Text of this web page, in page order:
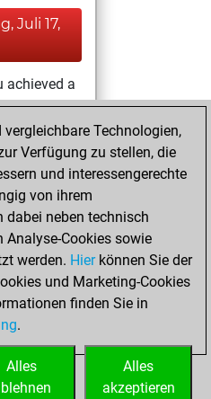
Juli 17,
achieved a
of 3
Fritz
a new Elo
created
account
15,
account
Studies
Technologien,
Verfügung zu stellen, die
und interessengerechte
von ihrem
dabei neben technisch
Analyse-Cookies sowie
werden. Hierkönnen Sie der
und Marketing-Cookies
finden Sie in
.
Alles
akzeptieren
Alles